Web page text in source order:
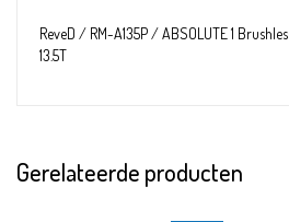
ReveD / RM-A135P / ABSOLUTE 1
13.5T
Gerelateerde producten